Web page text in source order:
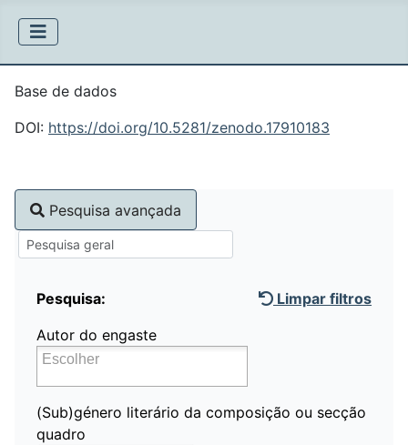
Base de dados
DOI: https://doi.org/10.5281/zenodo.17910183
Pesquisa avançada
Pesquisa:
Limpar filtros
Autor do engaste
(Sub)género literário da composição ou secção
quadro